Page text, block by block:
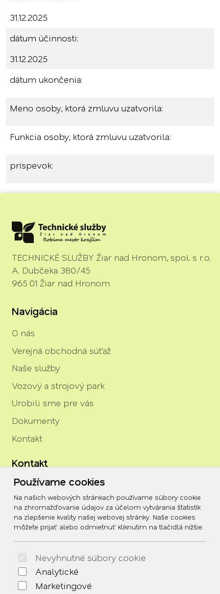
31.12.2025
dátum účinnosti:
31.12.2025
dátum ukončenia:
Meno osoby, ktorá zmluvu uzatvorila:
Funkcia osoby, ktorá zmluvu uzatvorila:
príspevok:
Používame cookies
Na našich webových stránkach používame súbory cookie
na zhromažďovanie údajov za účelom vytvárania štatistík
na zlepšenie kvality našej webovej stránky. Naše cookies
môžete prijať alebo odmietnuť kliknutím na tlačidlá nižšie.
Nevyhnutné súbory cookie
Analytické
Marketingové
TECHNICKÉ SLUŽBY Žiar nad Hronom, spol. s r.o.
A. Dubčeka 380/45
965 01 Žiar nad Hronom
Navigácia
O nás
Verejná obchodná súťaž
Naše služby
Vozový a strojový park
Urobili sme pre vás
Dokumenty
Kontakt
Kontakt
igor.rozenberg@tszh.eu
045/678 70 10
045/678 70 11
Social
Facebook
© 2026 Arrabella s.r.o., mayabella s.r.o., Všetky práva